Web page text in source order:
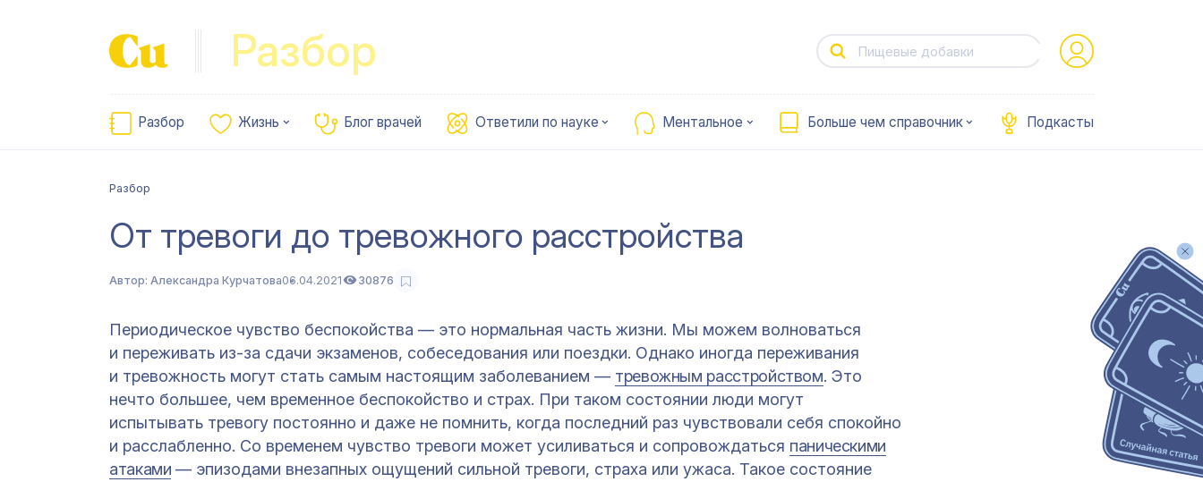
Разбор
Разбор Жизнь Блог врачей Ответили по науке Ментальное Больше чем справочник Подкасты
Разбор
От тревоги до тревожного расстройства
Автор: Александра Курчатова06.04.2021 30876
Периодическое чувство беспокойства — это нормальная часть жизни. Мы можем волноваться
и переживать из-за сдачи экзаменов, собеседования или поездки. Однако иногда переживания
и тревожность могут стать самым настоящим заболеванием — тревожным расстройством. Это
нечто большее, чем временное беспокойство и страх. При таком состоянии люди могут
испытывать тревогу постоянно и даже не помнить, когда последний раз чувствовали себя спокойно
и расслабленно. Со временем чувство тревоги может усиливаться и сопровождаться паническими
атаками — эпизодами внезапных ощущений сильной тревоги, страха или ужаса. Такое состояние